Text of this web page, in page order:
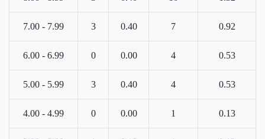
7.00 - 7.99 3 0.40 7 0.92
6.00 - 6.99 0 0.00 4 0.53
5.00 - 5.99 3 0.40 4 0.53
4.00 - 4.99 0 0.00 1 0.13